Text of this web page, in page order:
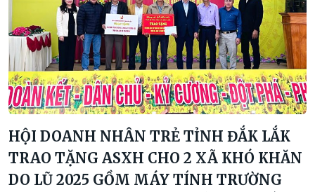
HỘI DOANH NHÂN TRẺ TỈNH ĐẮK LẮK
TRAO TẶNG ASXH CHO 2 XÃ KHÓ KHĂN
DO LŨ 2025 GỒM MÁY TÍNH TRƯỜNG